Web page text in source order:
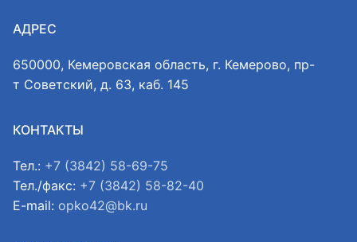
АДРЕС
650000, Кемеровская область, г. Кемерово, пр-
т Советский, д. 63, каб. 145
КОНТАКТЫ
Тел.: +7 (3842) 58-69-75
Тел./факс: +7 (3842) 58-82-40
E-mail: opko42@bk.ru